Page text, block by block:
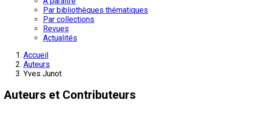
Par bibliothèques thématiques
Par collections
Revues
Actualités
Accueil
Auteurs
Yves Junot
Auteurs et Contributeurs